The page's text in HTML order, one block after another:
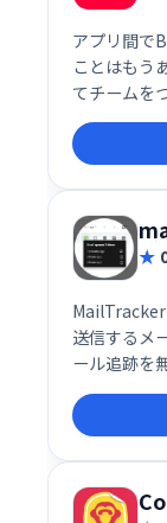
アプリ間で
ことはもう
てチームを
ォームで
ケーション
送信するメ
ール追跡を